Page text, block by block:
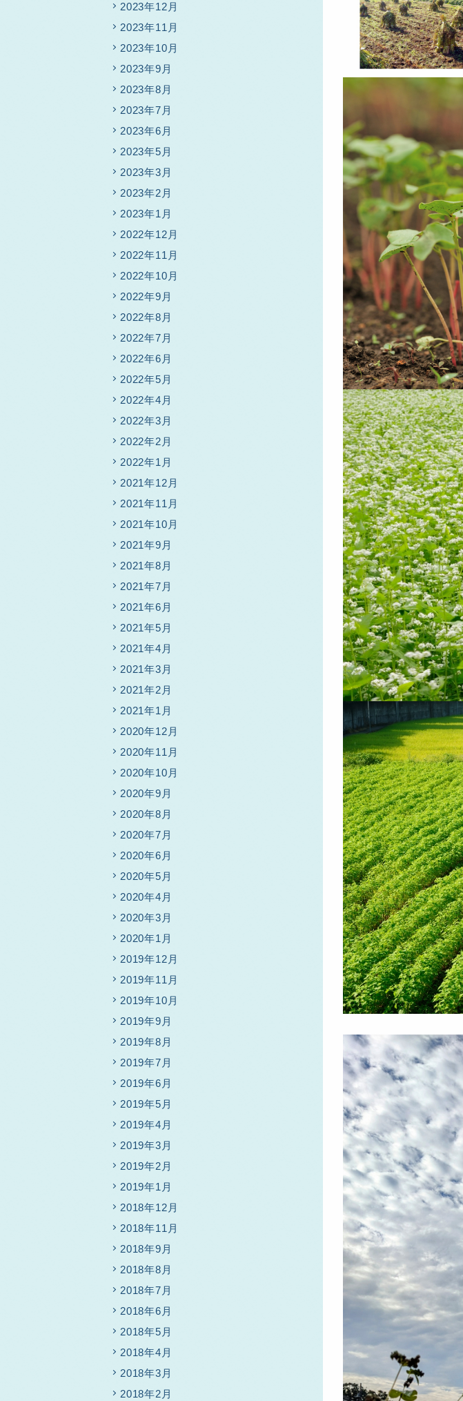
2023年12月
2023年11月
2023年10月
2023年9月
2023年8月
2023年7月
2023年6月
2023年5月
2023年3月
2023年2月
2023年1月
2022年12月
2022年11月
2022年10月
2022年9月
2022年8月
2022年7月
2022年6月
2022年5月
2022年4月
2022年3月
2022年2月
2022年1月
2021年12月
2021年11月
2021年10月
2021年9月
2021年8月
2021年7月
2021年6月
2021年5月
2021年4月
2021年3月
2021年2月
2021年1月
2020年12月
2020年11月
2020年10月
2020年9月
2020年8月
2020年7月
2020年6月
2020年5月
2020年4月
2020年3月
2020年1月
2019年12月
2019年11月
2019年10月
2019年9月
2019年8月
2019年7月
2019年6月
2019年5月
2019年4月
2019年3月
2019年2月
2019年1月
2018年12月
2018年11月
2018年9月
2018年8月
2018年7月
2018年6月
2018年5月
2018年4月
2018年3月
2018年2月